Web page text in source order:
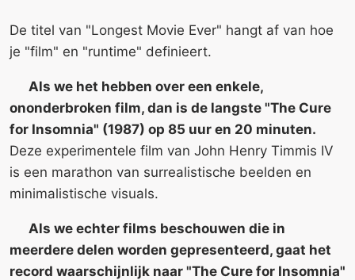
De titel van "Longest Movie Ever" hangt af van hoe
je "film" en "runtime" definieert.
Als we het hebben over een enkele,
ononderbroken film, dan is de langste "The Cure
for Insomnia" (1987) op 85 uur en 20 minuten.
Deze experimentele film van John Henry Timmis IV
is een marathon van surrealistische beelden en
minimalistische visuals.
Als we echter films beschouwen die in
meerdere delen worden gepresenteerd, gaat het
record waarschijnlijk naar "The Cure for Insomnia"